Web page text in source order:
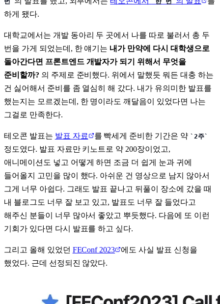
하게 됐다.
대학교에서는 개발 동아리 두 곳에서 나를 따로 불러서 총 두
번을 가게 되었는데, 한 얘기는 내가 만약에 다시 대학생으로
돌아간다면 프론트엔드 개발자가 되기 위해서 무엇을
준비할까? 의 주제로 준비했다. 위에서 말했듯 뭐든 대충 하는
건 싫어해서 준비를 좀 열심히 해 갔다. 내가 유의미한 발표를
했는지는 모르겠는데, 한 명이라도 깨달음이 있었다면 나는
그걸로 만족한다.
테오콘 발표는 발표 자료 를 빡세게 준비한 기간은 약 2주
정도였다. 발표 자료만 키노트로 약 200장이었고,
애니메이션도 넣고 어떻게 하면 조금 더 쉽게 눈과 귀에
들어올지 고민을 많이 했다. 아쉬운 건 영상으로 남지 않아서
그게 너무 아쉽다. 그래도 발표 끝나고 뒤풀이 장소에 갔을 때
내 블로그도 너무 잘 보고 있고, 발표도 너무 잘 들었다고
해주신 분들이 너무 많아서 좋았고 뿌듯했다. 다음에 또 이런
기회가 있다면 다시 발표를 하고 싶다.
그리고 올해 있었던 FEConf 2023
에도 사실 발표 신청을
했었다. 근데 선정되진 않았다.